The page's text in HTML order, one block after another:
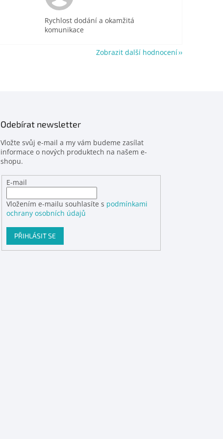
Rychlost dodání a okamžitá
komunikace
Zobrazit další hodnocení
Odebírat newsletter
Vložte svůj e-mail a my vám budeme zasílat
informace o nových produktech na našem e-
shopu.
E-mail
Vložením e-mailu souhlasíte s podmínkami
ochrany osobních údajů
PŘIHLÁSIT SE